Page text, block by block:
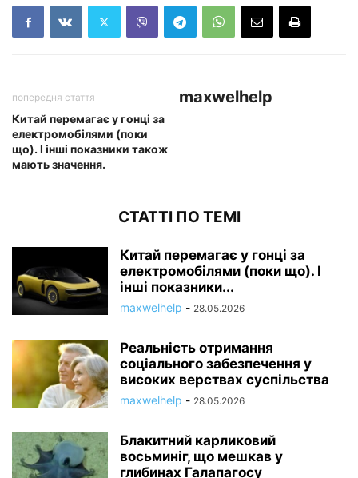
попередня стаття
Китай перемагає у гонці за
електромобілями (поки
що). І інші показники також
мають значення.
maxwelhelp
СТАТТІ ПО ТЕМІ
Китай перемагає у гонці за
електромобілями (поки що). І
інші показники...
maxwelhelp - 28.05.2026
Реальність отримання
соціального забезпечення у
високих верствах суспільства
maxwelhelp - 28.05.2026
Блакитний карликовий
восьминіг, що мешкав у
глибинах Галапагосу